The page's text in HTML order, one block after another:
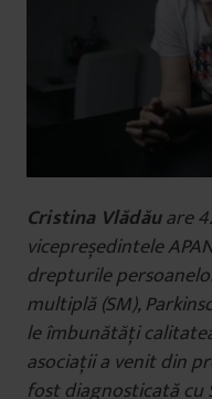
Cristina Vlădăuare
vicepreședintele
drepturile
multiplă (SM),
leîmbunătăți
asociații a venit din
fost diagnosticată cu